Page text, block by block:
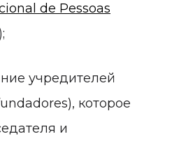
de Pessoas
учредителей
которое
и